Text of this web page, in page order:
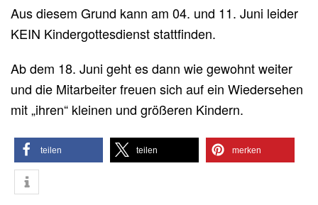
Aus diesem Grund kann am 04. und 11. Juni leider
KEIN Kindergottesdienst stattfinden.
Ab dem 18. Juni geht es dann wie gewohnt weiter
und die Mitarbeiter freuen sich auf ein Wiedersehen
mit „ihren“ kleinen und größeren Kindern.
teilen teilen merken